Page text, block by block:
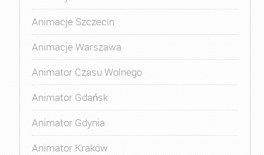
Animacje Szczecin
Animacje Warszawa
Animator Czasu Wolnego
Animator Gdańsk
Animator Gdynia
Animator Kraków